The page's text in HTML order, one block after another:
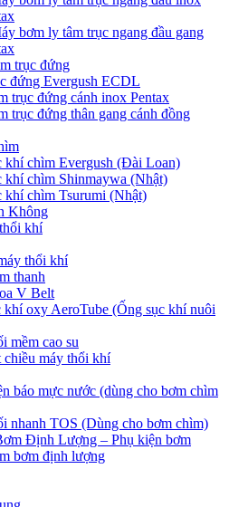
bơm ly tâm trục ngang đầu gang
trục đứng
đứng Evergush ECDL
trục đứng cánh inox Pentax
trục đứng thân gang cánh đồng
khí chìm Evergush (Đài Loan)
khí chìm Shinmaywa (Nhật)
khí chìm Tsurumi (Nhật)
Không
khí
thổi khí
thanh
V Belt
khí oxy AeroTube (Ống sục khí nuôi
mềm cao su
chiều máy thổi khí
báo mực nước (dùng cho bơm chìm
nhanh TOS (Dùng cho bơm chìm)
Định Lượng – Phụ kiện bơm
bơm định lượng